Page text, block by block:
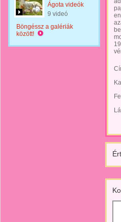
Ágota videók
9 videó
Böngéssz a galériák
között!